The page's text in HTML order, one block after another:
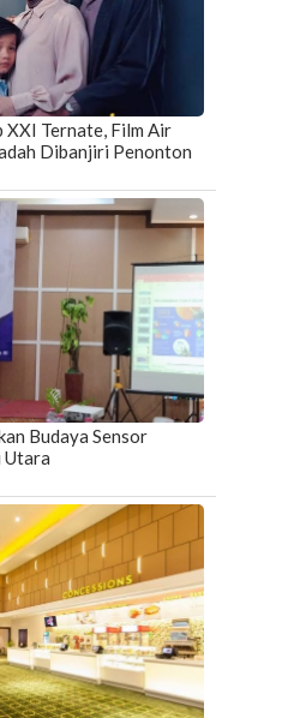
XXI Ternate, Film Air
Dibanjiri Penonton
Budaya Sensor
Utara